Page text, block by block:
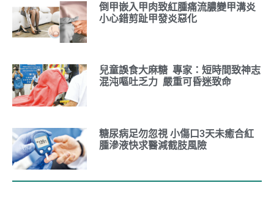
倒甲嵌入甲肉致紅腫痛流膿變甲溝炎
小心錯剪趾甲發炎惡化
兒童誤食大麻糖 專家：短時間致神志
混沌嘔吐乏力 嚴重可昏迷致命
糖尿病足勿忽視 小傷口3天未癒合紅
腫滲液快求醫減截肢風險